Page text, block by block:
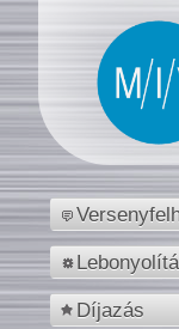
Díjazás